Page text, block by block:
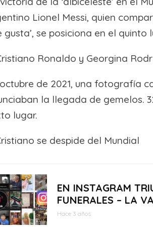
Lionel Messi, quien
gusta’, se posiciona en el
Ronaldo y Georgina
de 2021, una fotografía
la llegada de gemelos.
lugar.
se despide del Mundial
EN INSTAGRAM
FUNERALES – LA
Hace 3 años